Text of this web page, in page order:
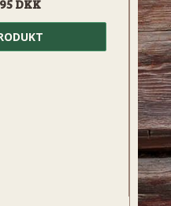
DKK